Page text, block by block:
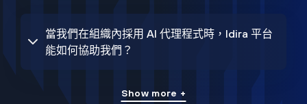
當我們在組織內採用 AI 代理程式時，Idira 平台
能如何協助我們？
Show more +